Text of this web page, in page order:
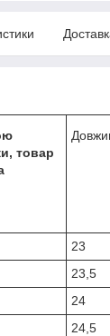
товар
23
23,5
24
24,5